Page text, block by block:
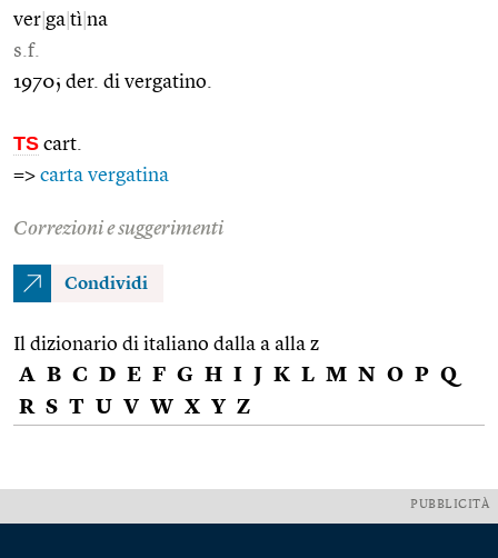
ver ga tì na
s.f.
1970; der. di vergatino.
TS cart.
=> carta vergatina
Correzioni e suggerimenti
Condividi
Il dizionario di italiano dalla a alla z
A B C D E F G H I J K L M N O P Q
R S T U V W X Y Z
PUBBLICITÀ